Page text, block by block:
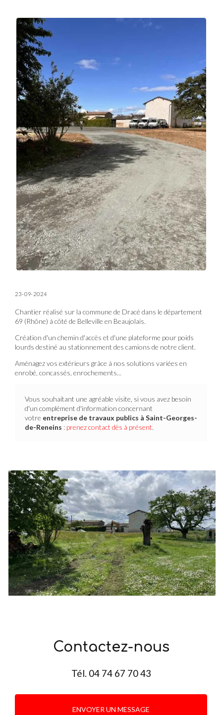
23-09-2024
Chantier réalisé sur la commune de Dracé dans le département
69 (Rhône) à côté de Belleville en Beaujolais.
Création d'un chemin d'accès et d'une plateforme pour poids
lourds destiné au stationnement des camions de notre client.
Aménagez vos extérieurs grâce à nos solutions variées en
enrobé, concassés, enrochements...
Vous souhaitant une agréable visite, si vous avez besoin
d'un complément d'information concernant
votre entreprise de travaux publics à Saint-Georges-
de-Reneins : prenez contact dès à présent.
Contactez-nous
Tél. 04 74 67 70 43
ENVOYER UN MESSAGE